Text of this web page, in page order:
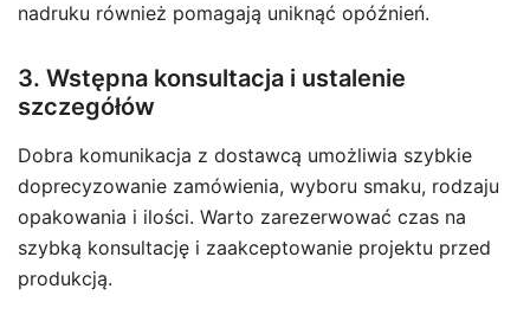
nadruku również pomagają uniknąć opóźnień.
3. Wstępna konsultacja i ustalenie
szczegółów
Dobra komunikacja z dostawcą umożliwia szybkie
doprecyzowanie zamówienia, wyboru smaku, rodzaju
opakowania i ilości. Warto zarezerwować czas na
szybką konsultację i zaakceptowanie projektu przed
produkcją.